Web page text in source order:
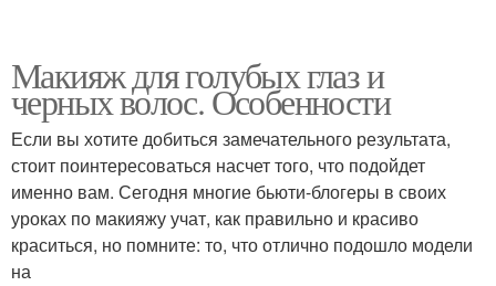
Макияж для голубых глаз и
черных волос. Особенности
Если вы хотите добиться замечательного результата,
стоит поинтересоваться насчет того, что подойдет
именно вам. Сегодня многие бьюти-блогеры в своих
уроках по макияжу учат, как правильно и красиво
краситься, но помните: то, что отлично подошло модели
на